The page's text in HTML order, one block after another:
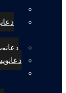
دعانویس در